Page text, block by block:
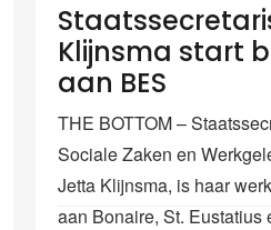
Klijnsma start
aan BES
THE BOTTOM –
Sociale Zaken en
Jetta Klijnsma, is haar
aan Bonaire, St. Eustatius